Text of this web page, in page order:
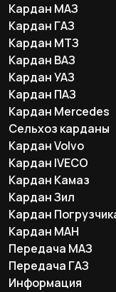
Кардан МАЗ
Кардан ГАЗ
Кардан МТЗ
Кардан ВАЗ
Кардан УАЗ
Кардан ПАЗ
Кардан Mercedes
Сельхоз карданы
Кардан Volvo
Кардан IVECO
Кардан Камаз
Кардан Зил
Кардан
Кардан МАН
Перeдача МАЗ
Перeдача ГАЗ
Информация